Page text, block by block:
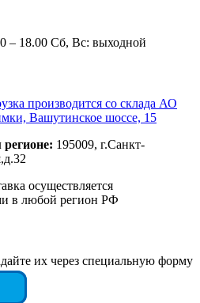
– 18.00 Сб, Вс: выходной
производится со склада АО
Вашутинское шоссе, 15
195009, г.Санкт-
осуществляется
в любой регион РФ
их через специальную форму